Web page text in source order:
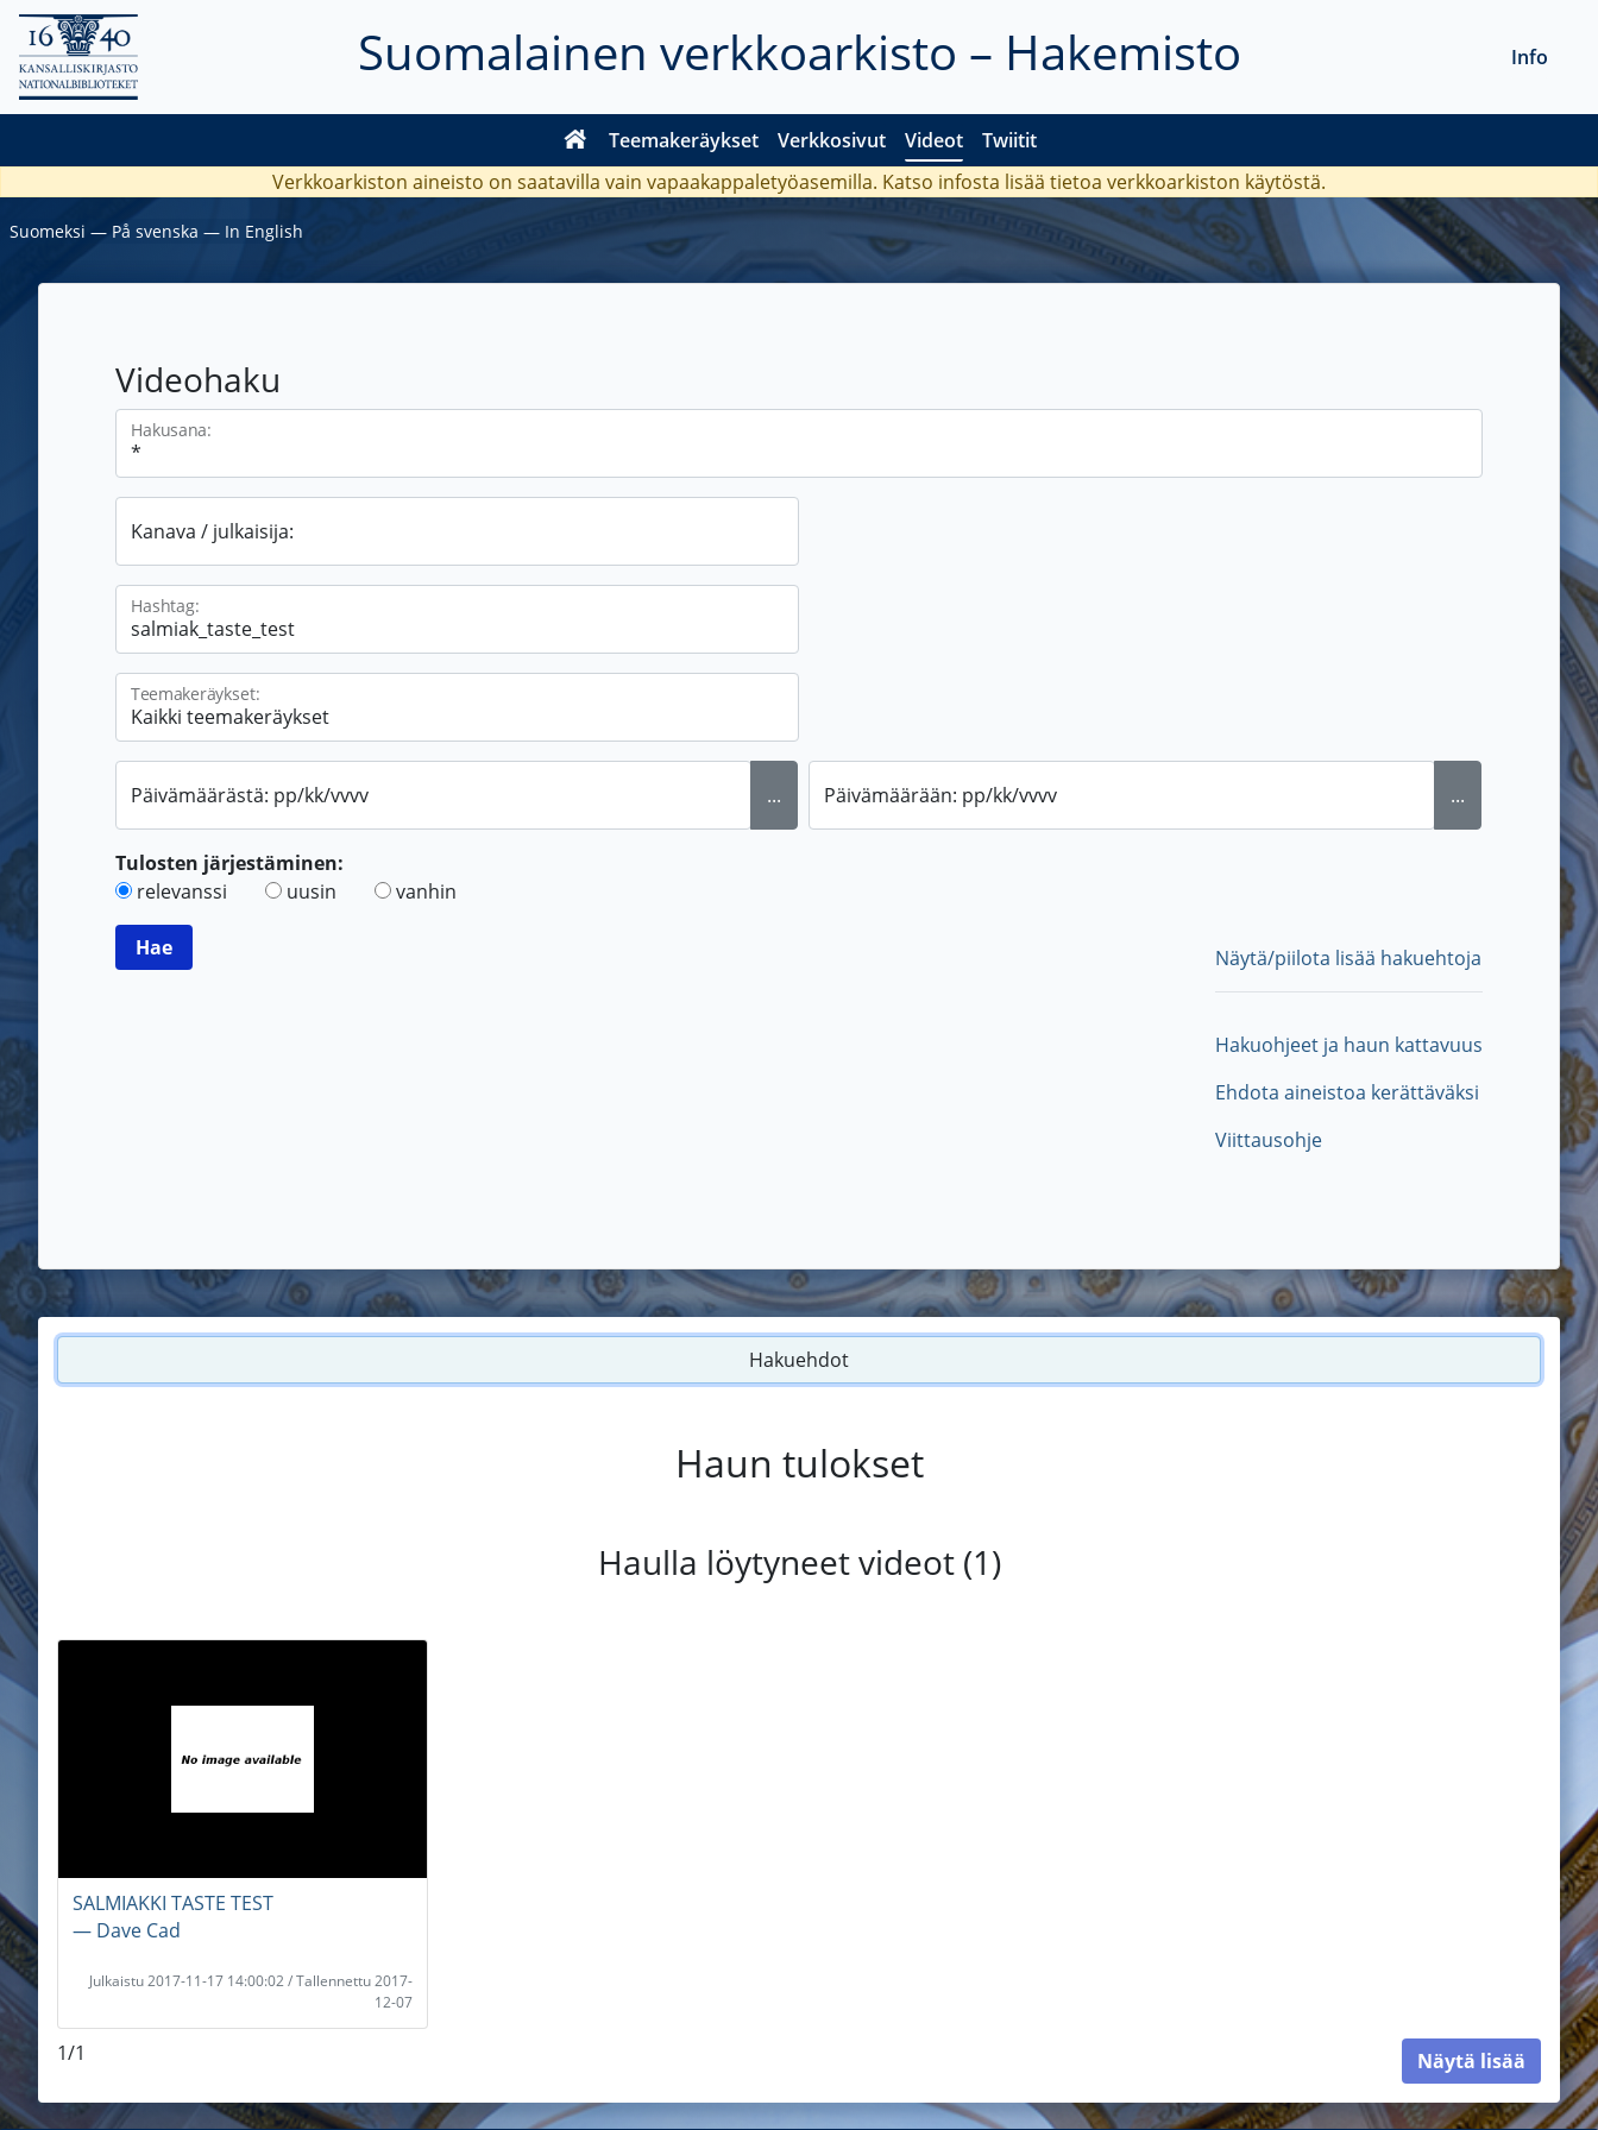
Suomalainen verkkoarkisto – Hakemisto
Teemakeräykset Verkkosivut Videot Twiitit
Info
Verkkoarkiston aineisto on saatavilla vain vapaakappaletyöasemilla. Katso infosta lisää tietoa verkkoarkiston käytöstä.
Suomeksi ― På svenska ― In English
Videohaku
Hakusana:
Kanava / julkaisija:
Hashtag:
Teemakeräykset:
Päivämäärästä: pp/kk/vvvv ... Päivämäärään: pp/kk/vvvv ...
Tulosten järjestäminen:
relevanssi
uusin vanhin
Näytä/piilota lisää hakuehtoja
Hakuohjeet ja haun kattavuus
Ehdota aineistoa kerättäväksi
Viittausohje
Hakuehdot
Haun tulokset
Haulla löytyneet videot (1)
SALMIAKKI TASTE TEST
― Dave Cad
Julkaistu 2017-11-17 14:00:02 / Tallennettu 2017-
12-07
1/1 Näytä lisää